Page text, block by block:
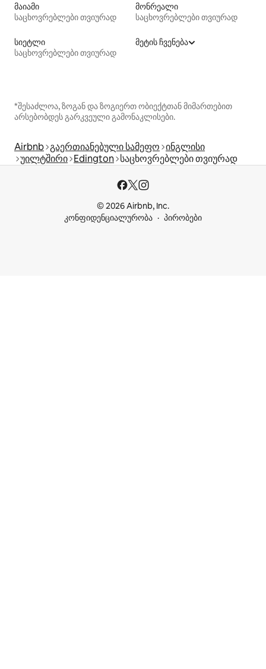
მაიამი
საცხოვრებლები თვიურად
მონრეალი
საცხოვრებლები თვიურად
სიეტლი
საცხოვრებლები თვიურად
მეტის ჩვენება
*შესაძლოა, ზოგან და ზოგიერთ ობიექტთან მიმართებით
არსებობდეს გარკვეული გამონაკლისები.
Airbnb გაერთიანებული სამეფო ინგლისი
უილტშირი Edington საცხოვრებლები თვიურად
© 2026 Airbnb, Inc.
კონფიდენციალურობა
პირობები